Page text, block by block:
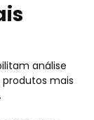
análise
mais